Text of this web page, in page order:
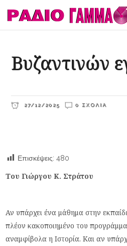
Βυζαντινών
27/12/2025 0 ΣΧΌΛΙΑ
Επισκέψεις: 480
Του Γιώργου Κ. Στράτου
Αν υπάρχει ένα μάθημα στην
πλέον κακοποιημένο του
αναμφίβολα η Ιστορία. Και αν